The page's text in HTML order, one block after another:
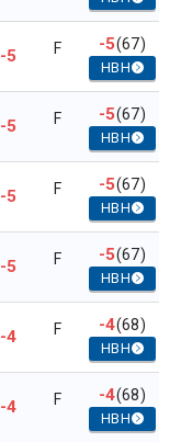
-5 F -5(67)
HBH
-5 F -5(67)
HBH
-5 F -5(67)
HBH
-5 F -5(67)
HBH
-4 F -4(68)
HBH
-4 F -4(68)
HBH